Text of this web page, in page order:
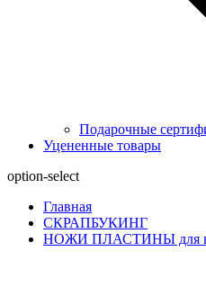
Подарочные
Уцененные товары
option-select
Главная
СКРАПБУКИНГ
НОЖИ ПЛАСТИНЫ для